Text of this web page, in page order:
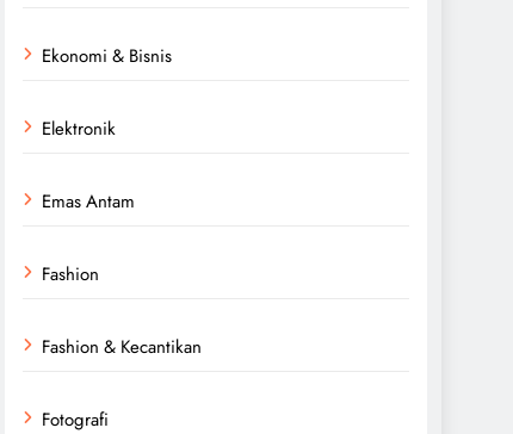
Ekonomi & Bisnis
Elektronik
Emas Antam
Fashion
Fashion & Kecantikan
Fotografi